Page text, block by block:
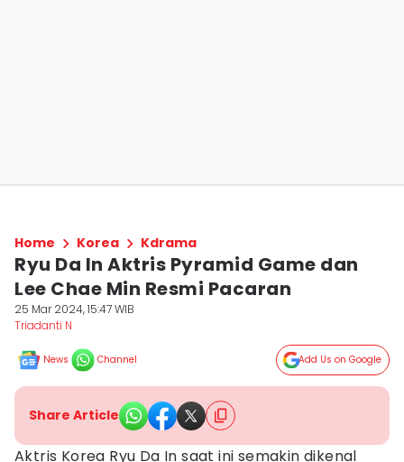
Home Korea Kdrama
Ryu Da In Aktris Pyramid Game dan
Lee Chae Min Resmi Pacaran
25 Mar 2024, 15:47 WIB
Triadanti N
News Channel Add Us on Google
Share Article
Aktris Korea Ryu Da In saat ini semakin dikenal